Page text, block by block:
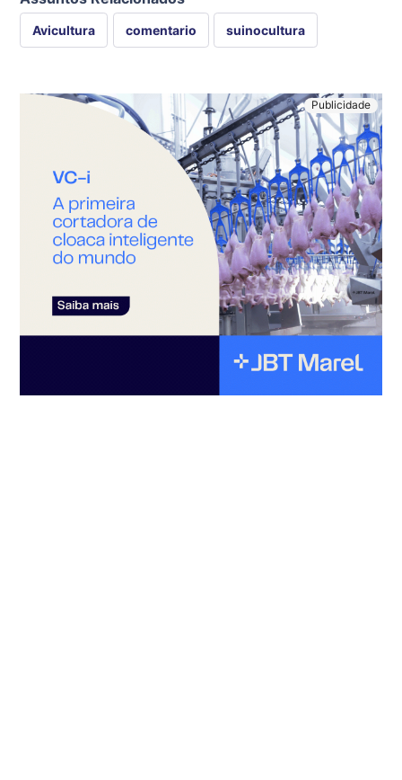
Avicultura comentario suinocultura